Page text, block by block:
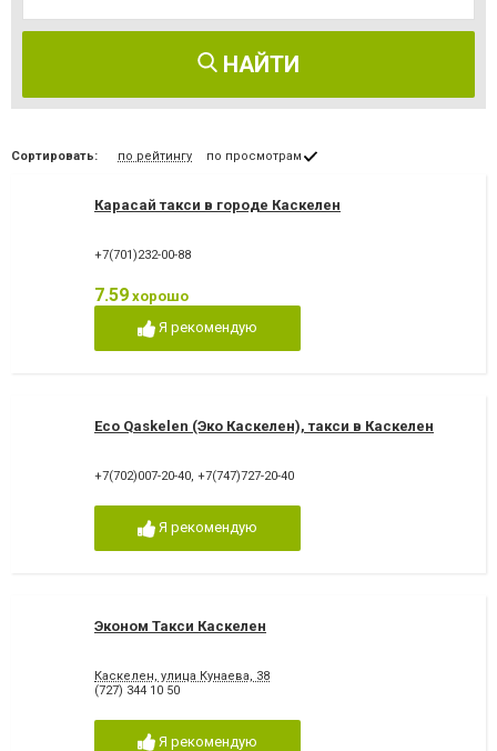
НАЙТИ
Сортировать: по рейтингу по просмотрам
Карасай такси в городе Каскелен
+7(701)232-00-88
7.59 хорошо
Я рекомендую
Eco Qaskelen (Эко Каскелен), такси в Каскелен
+7(702)007-20-40, +7(747)727-20-40
Я рекомендую
Эконом Такси Каскелен
Каскелен, улица Кунаева, 38
(727) 344 10 50
Я рекомендую